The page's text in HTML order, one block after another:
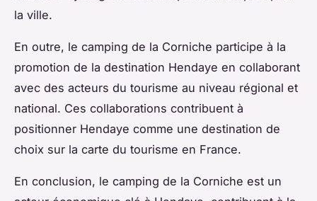
la ville.
En outre, le camping de la Corniche participe à la
promotion de la destination Hendaye en collaborant
avec des acteurs du tourisme au niveau régional et
national. Ces collaborations contribuent à
positionner Hendaye comme une destination de
choix sur la carte du tourisme en France.
En conclusion, le camping de la Corniche est un